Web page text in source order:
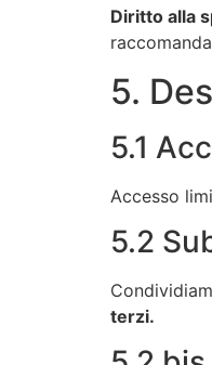
Diritto alla
5.
5.1
Accesso
5.2
terzi.